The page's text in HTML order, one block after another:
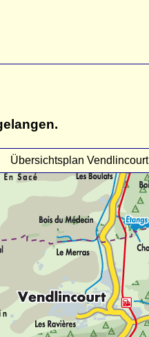
Übersichtsplan Vendlincourt